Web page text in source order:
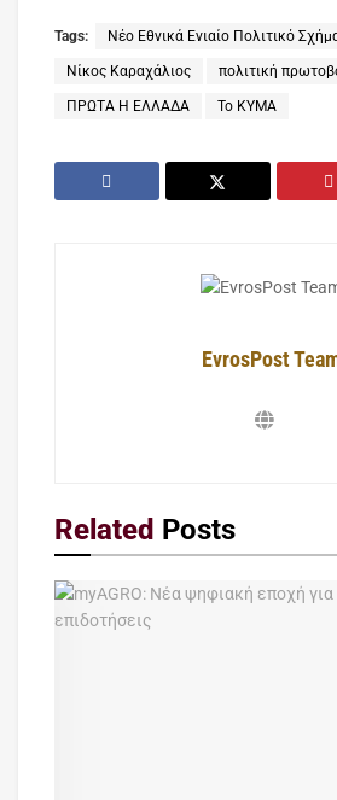
Tags: Νέο Εθνικά Ενιαίο Πολιτικό
Νίκος Καραχάλιος πολιτική
ΠΡΩΤΑ Η ΕΛΛΑΔΑ Το ΚΥΜΑ
EvrosPost
Related Posts